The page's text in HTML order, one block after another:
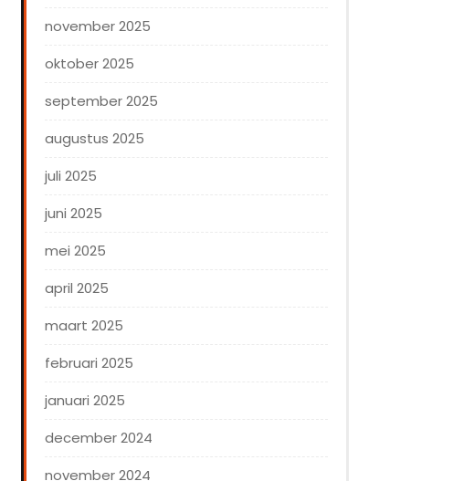
november 2025
oktober 2025
september 2025
augustus 2025
juli 2025
juni 2025
mei 2025
april 2025
maart 2025
februari 2025
januari 2025
december 2024
november 2024